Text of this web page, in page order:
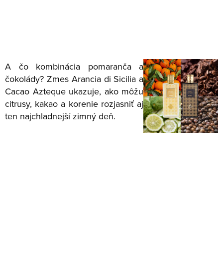
A čo kombinácia pomaranča a
čokolády? Zmes Arancia di Sicilia a
Cacao Azteque ukazuje, ako môžu
citrusy, kakao a korenie rozjasniť aj
ten najchladnejší zimný deň.